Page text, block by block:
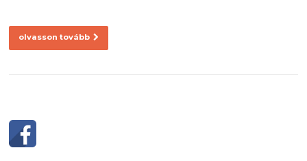
olvasson tovább